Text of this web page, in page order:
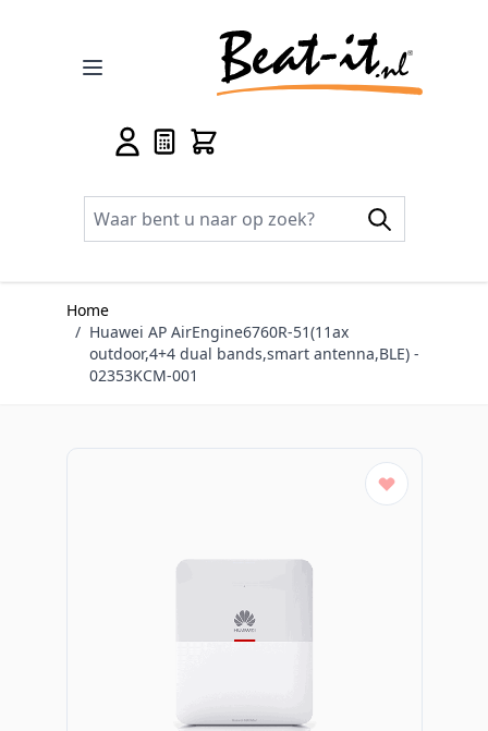
Home
/ Huawei AP AirEngine6760R-51(11ax
outdoor,4+4 dual bands,smart antenna,BLE) -
02353KCM-001